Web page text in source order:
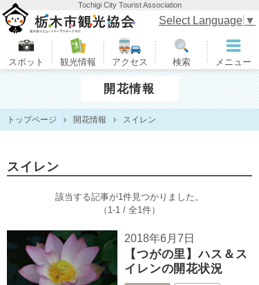
Tochigi City Tourist Association
栃木市観光協会
スポット 観光情報 アクセス 検索 メニュー
Select Language ▼
開花情報
トップページ 開花情報 スイレン
スイレン
該当する記事が1件見つかりました。
（1-1 / 全1件）
2018年6月7日
【つがの里】ハス＆ス
イレンの開花状況